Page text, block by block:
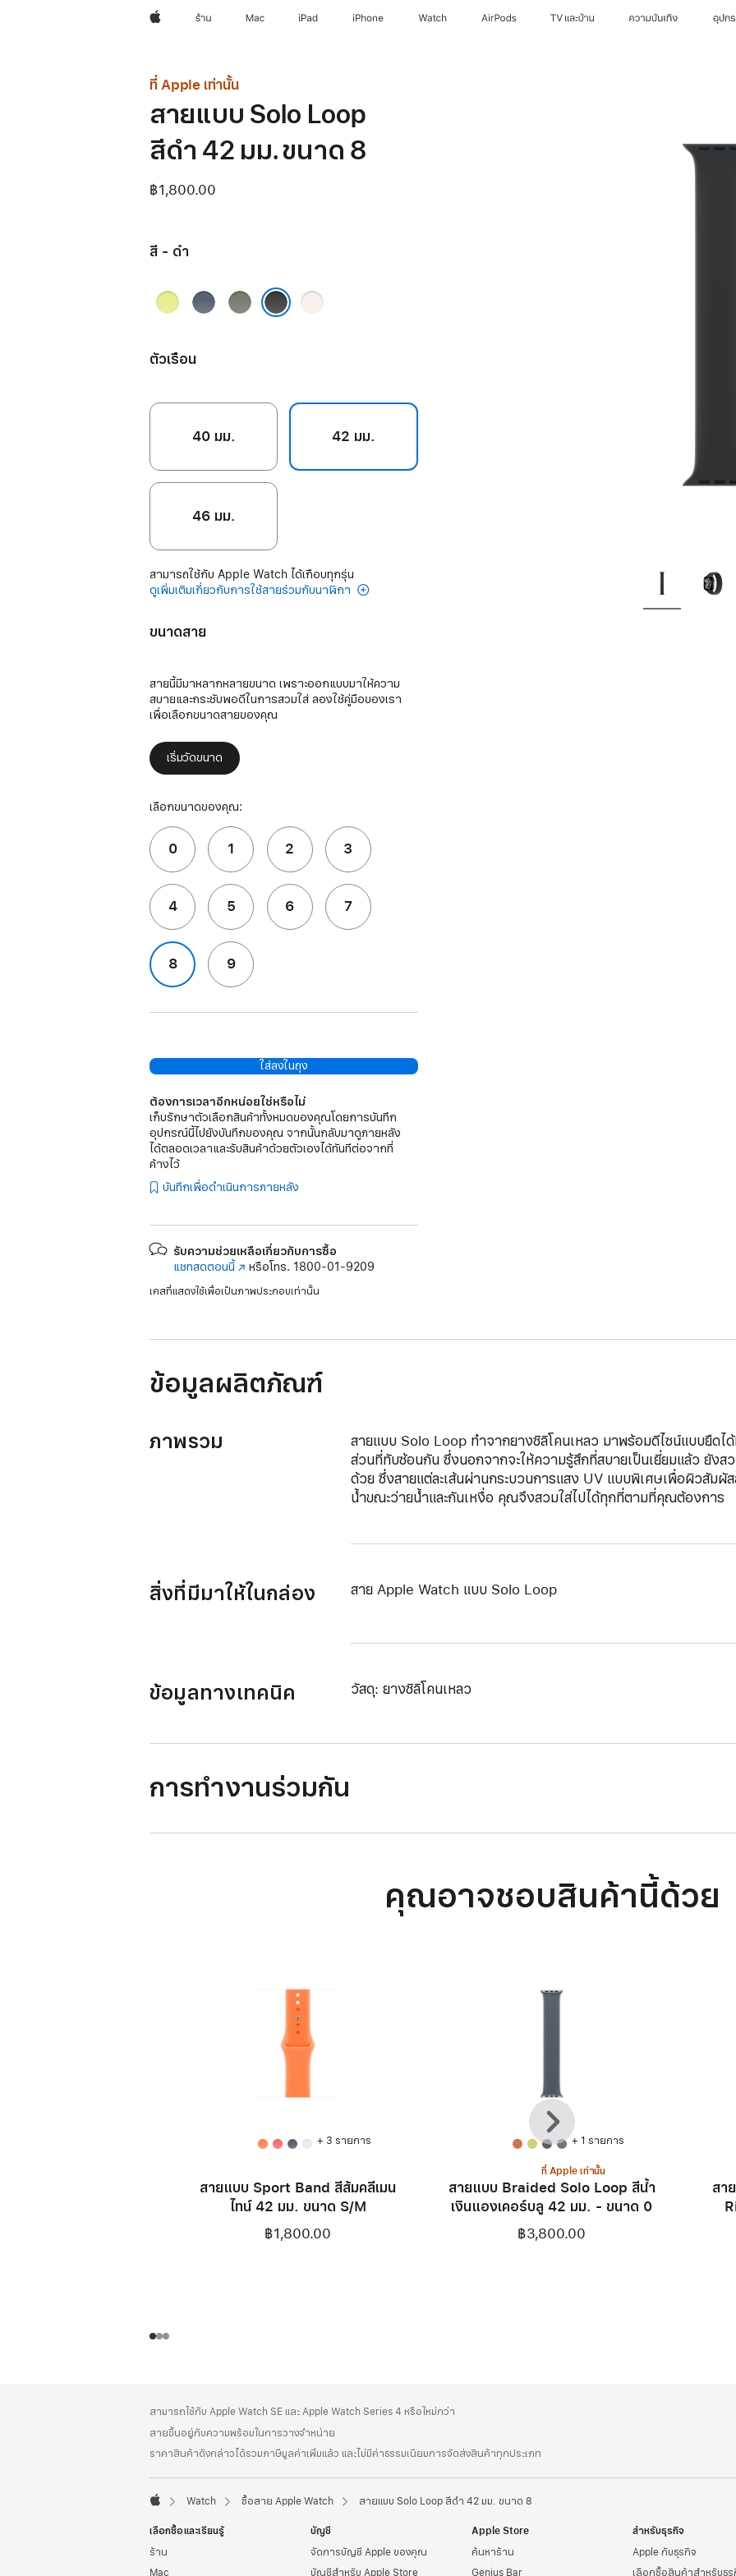
Appleร้าน Mac iPad iPhone Watch AirPods TV และบ้าน ความบันเทิง อุปก
ที่ Apple เท่านั้น
สายแบบ Solo Loop
สีดำ 42 มม. ขนาด 8
฿1,800.00
สี - ดำ
เหลือง
นีออน
น้ำ
เงิน
อร์บลู
เทา
เขียว
ชม
ตัวเรือน
40 มม. 42 มม.
46 มม.
สามารถใช้กับ Apple Watch ได้เกือบทุกรุ่น
ดูเพิ่มเติมเกี่ยวกับการใช้สายร่วมกับนาฬิกา
ขนาดสาย
สายนี้มีมาหลากหลายขนาด เพราะออกแบบมาให้ความ
สบายและกระชับพอดีในการสวมใส่ ลองใช้คู่มือของเรา
เพื่อเลือกขนาดสายของคุณ
เริ่มวัดขนาด
เลือกขนาดของคุณ:
0 1 2 3
4 5 6 7
8 9
ใส่ลงในถุง
ต้องการเวลาอีกหน่อยใช่หรือไม่
เก็บรักษาตัวเลือกสินค้าทั้งหมดของคุณโดยการบันทึก
อุปกรณ์นี้ไปยังบันทึกของคุณ จากนั้นกลับมาดูภายหลัง
ได้ตลอดเวลาและรับสินค้าด้วยตัวเองได้ทันทีต่อจากที่
ค้างไว้
บันทึกเพื่อดำเนินการภายหลัง
รับความช่วยเหลือเกี่ยวกับการซื้อ
แชทสดตอนนี้(เปิด
หน้าต่าง
หรือโทร. 1800-01-9209
เคสที่แสดงใช้เพื่อเป็นภาพประกอบเท่านั้น
ข้อมูลผลิตภัณฑ์
ภาพรวม
สายแบบ Solo Loop ทำจากยางซิลิโคนเหลว มาพร้อมดีไซน์แบบยืดไ
ส่วนที่ทับซ้อนกัน ซึ่งนอกจากจะให้ความรู้สึกที่สบายเป็นเยี่ยมแล้ว ยังส
ด้วย ซึ่งสายแต่ละเส้นผ่านกระบวนการแสง UV แบบพิเศษเพื่อผิวสัม
น้ำขณะว่ายน้ำและกันเหงื่อ คุณจึงสวมใส่ไปได้ทุกที่ตามที่คุณต้องการ
สิ่งที่มีมาให้ในกล่อง สาย Apple Watch แบบ Solo Loop
ข้อมูลทางเทคนิค วัสดุ: ยางซิลิโคนเหลว
การทำงานร่วมกัน
คุณอาจชอบสินค้านี้ด้วย
+ 3 รายการ
สายแบบ Sport Band สีส้มคลีเมน
ไทน์ 42 มม. ขนาด S/M
฿1,800.00
+ 1 รายการ
ที่ Apple เท่านั้น
สายแบบ Braided Solo Loop สีน้ำ
เงินแองเคอร์บลู 42 มม. - ขนาด 0
฿3,800.00
สา
ก่อน
หน้า
ถัด
ไป
ท้าย
กระดาษ
เชิงอรรถ
สามารถใช้กับ Apple Watch SE และ Apple Watch Series 4 หรือใหม่กว่า
สายขึ้นอยู่กับความพร้อมในการวางจำหน่าย
ราคาสินค้าดังกล่าวได้รวมภาษีมูลค่าเพิ่มแล้ว และไม่มีค่าธรรมเนียมการจัดส่งสินค้าทุกประเภท
Watch ซื้อสาย Apple Watch
สายแบบ Solo Loop สีดำ 42 มม. ขนาด 8
เลือกซื้อและเรียนรู้
ร้าน
Mac
บัญชี
จัดการบัญชี Apple ของคุณ
บัญชีสำหรับ Apple Store
Apple Store
ค้นหาร้าน
Genius Bar
สำหรับธุรกิจ
Apple กับธุรกิจ
เลือกซื้อสินค้าสำหรับธุ